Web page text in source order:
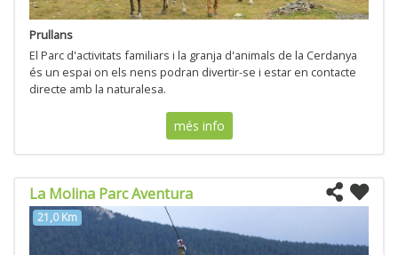
Prullans
El Parc d'activitats familiars i la granja d'animals de la Cerdanya
és un espai on els nens podran divertir-se i estar en contacte
directe amb la naturalesa.
més info
La Molina Parc Aventura
21,0 Km